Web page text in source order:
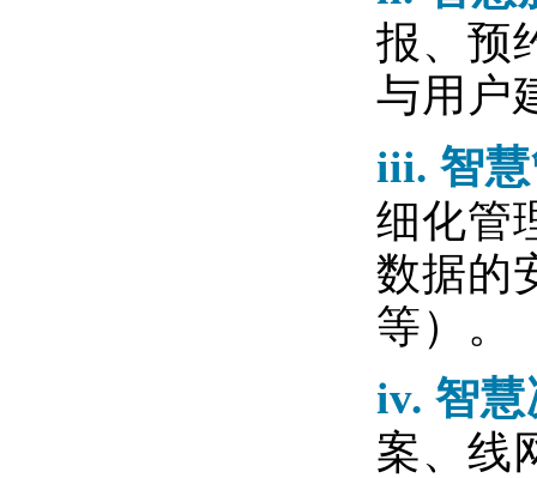
报、预
与用户
iii. 智
细化管
数据的
等） 。
iv. 智
案、线